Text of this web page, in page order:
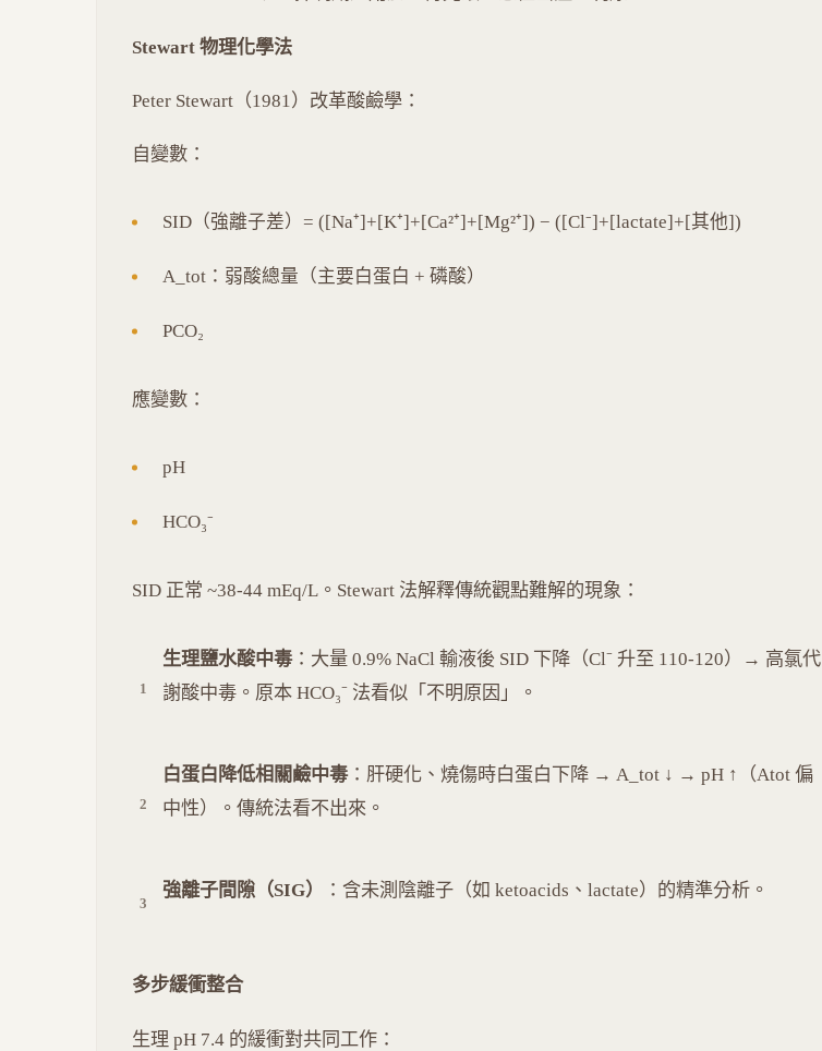
Stewart 物理化學法
Peter Stewart（1981）改革酸鹼學：
自變數：
SID（強離子差）= ([Na⁺]+[K⁺]+[Ca²⁺]+[Mg²⁺]) − ([Cl⁻]+[lactate]+[其他])
A_tot：弱酸總量（主要白蛋白 + 磷酸）
PCO₂
應變數：
pH
HCO₃⁻
SID 正常 ~38-44 mEq/L。Stewart 法解釋傳統觀點難解的現象：
生理鹽水酸中毒：大量 0.9% NaCl 輸液後 SID 下降（Cl⁻ 升至 110-120）→ 高氯代
謝酸中毒。原本 HCO₃⁻ 法看似「不明原因」。
白蛋白降低相關鹼中毒：肝硬化、燒傷時白蛋白下降 → A_tot ↓ → pH ↑（Atot 偏
中性）。傳統法看不出來。
強離子間隙（SIG） ：含未測陰離子（如 ketoacids、lactate）的精準分析。
多步緩衝整合
生理 pH 7.4 的緩衝對共同工作：